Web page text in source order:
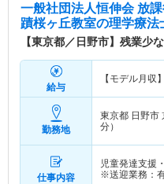
一般社団法人恒伸会 放
蹟桜ヶ丘教室の理学療法
【東京都／日野市】残業少
給与
【モデル月収】
勤務地
東京都 日野市
分）
仕事内容
児童発達支援
※送迎業務：